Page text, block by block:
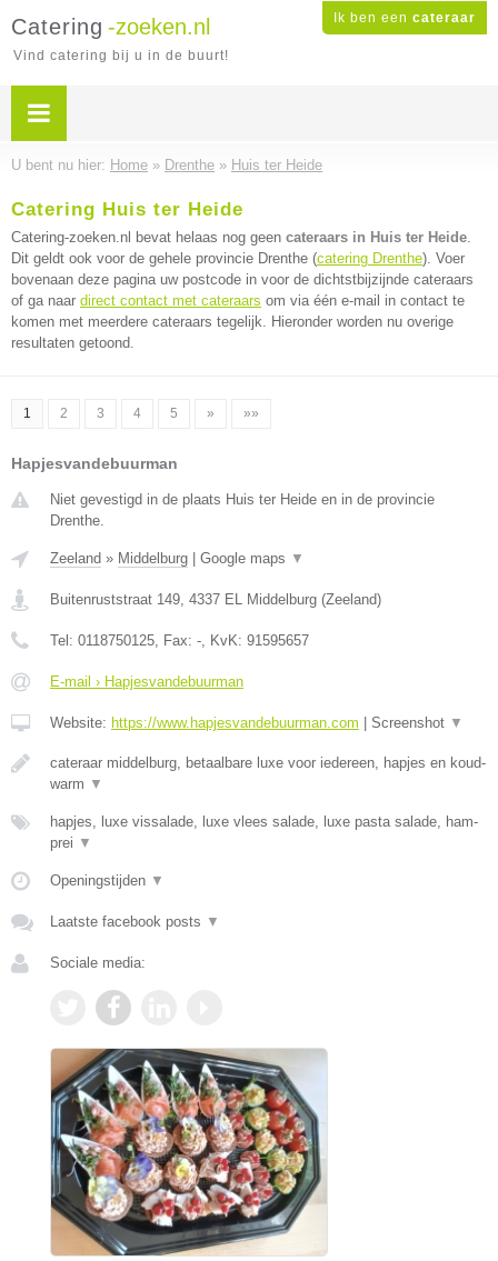
Ik ben een cateraar
Catering -zoeken.nl
Vind catering bij u in de buurt!
U bent nu hier: Home » Drenthe » Huis ter Heide
Catering Huis ter Heide
Catering-zoeken.nl bevat helaas nog geen cateraars in Huis ter Heide.
Dit geldt ook voor de gehele provincie Drenthe (catering Drenthe). Voer
bovenaan deze pagina uw postcode in voor de dichtstbijzijnde cateraars
of ga naar direct contact met cateraars om via één e-mail in contact te
komen met meerdere cateraars tegelijk. Hieronder worden nu overige
resultaten getoond.
1 2 3 4 5 » »»
Hapjesvandebuurman
Niet gevestigd in de plaats Huis ter Heide en in de provincie
Drenthe.
Zeeland » Middelburg Google maps ▼
Buitenruststraat 149, 4337 EL Middelburg (Zeeland)
Tel: 0118750125, Fax: -, KvK: 91595657
E-mail › Hapjesvandebuurman
Website: https://www.hapjesvandebuurman.com Screenshot ▼
cateraar middelburg, betaalbare luxe voor iedereen, hapjes en koud-
warm ▼
hapjes, luxe vissalade, luxe vlees salade, luxe pasta salade, ham-
prei ▼
Openingstijden ▼
Laatste facebook posts ▼
Sociale media: